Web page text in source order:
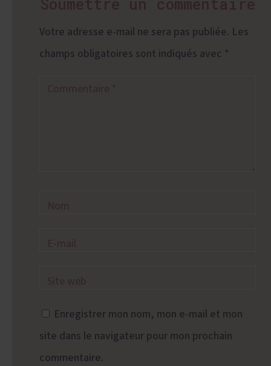
Votre adresse e-mail ne sera pas publiée. Les
champs obligatoires sont indiqués avec *
Enregistrer mon nom, mon e-mail et mon
site dans le navigateur pour mon prochain
commentaire.